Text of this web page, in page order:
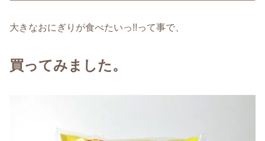
大きなおにぎりが食べたいっ!!って事で、
買ってみました。